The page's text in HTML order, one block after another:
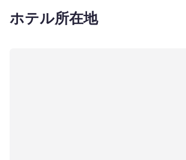
ホテル所在地